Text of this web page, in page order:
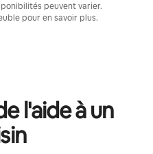
peuvent varier.
pour en savoir plus.
l'aide à un